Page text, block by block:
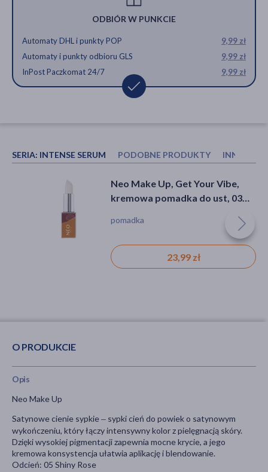
ODBIÓR W PUNKCIE
Automaty DHL i punkty POP
9,99 zł
Automaty i punkty odbioru GLS
9,99 zł
InPost Paczkomat 24/7
9,99 zł
SERIA: INTENSE SERUM PODOBNE PRODUKTY INNI
Paese, potrójne cienie do
powiek, Opal 238 Caffe Latte,
puder
21,99 zł
Paese Soft Eye Pencil, kredka do
oczu, 01 jet black, 1,35 g
22,19 zł
Neo Make Up, Get Your Vibe,
kremowa pomadka do ust, 03
pomadka
23,99 zł
O PRODUKCIE
Opis
Neo Make Up
Satynowe cienie sypkie– sypki cień do powiek o satynowym
wykończeniu, który łączy intensywny kolor z pielęgnacją skóry.
Dzięki wysokiej pigmentacji zapewnia mocne krycie, a jego
kremowa konsystencja ułatwia aplikację i blendowanie.
Odcień: 05 Shiny Rose